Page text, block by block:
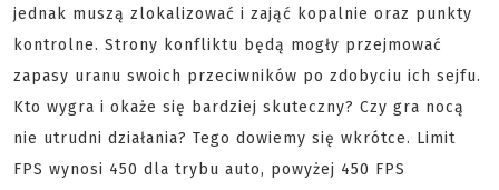
jednak muszą zlokalizować i zająć kopalnie oraz punkty
kontrolne. Strony konfliktu będą mogły przejmować
zapasy uranu swoich przeciwników po zdobyciu ich sejfu.
Kto wygra i okaże się bardziej skuteczny? Czy gra nocą
nie utrudni działania? Tego dowiemy się wkrótce. Limit
FPS wynosi 450 dla trybu auto, powyżej 450 FPS